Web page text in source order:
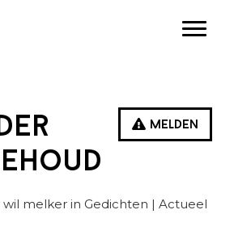
Melden
wil melker in Gedichten | Actueel